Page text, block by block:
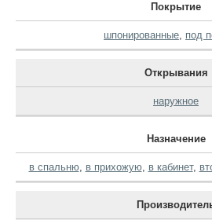
Покрытие
шпонированные, под
Открывания
наружное
Назначение
в спальню, в прихожую, в кабинет,